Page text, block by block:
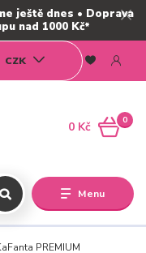
ještě dnes • Doprava
nad 1000 Kč*
Menu
CZK
0
0 Kč
PREMIUM